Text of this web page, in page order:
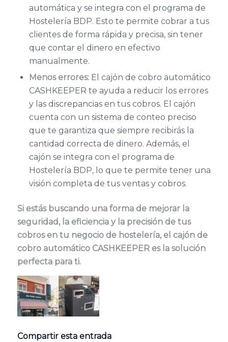
automática y se integra con el programa de
Hostelería BDP. Esto te permite cobrar a tus
clientes de forma rápida y precisa, sin tener
que contar el dinero en efectivo
manualmente.
Menos errores:El cajón de cobro automático
CASHKEEPER te ayuda a reducir los errores
y las discrepancias en tus cobros. El cajón
cuenta con un sistema de conteo preciso
que te garantiza que siempre recibirás la
cantidad correcta de dinero. Además, el
cajón se integra con el programa de
Hostelería BDP, lo que te permite tener una
visión completa de tus ventas y cobros.
Si estás buscando una forma de mejorar la
seguridad, la eficiencia y la precisión de tus
cobros en tu negocio de hostelería, el cajón de
cobro automático CASHKEEPER es la solución
perfecta para ti.
Compartir esta entrada